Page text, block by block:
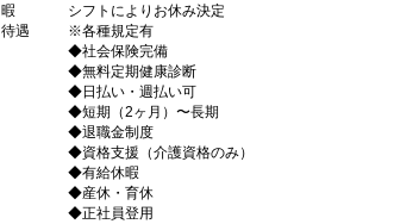
暇
シフトによりお休み決定
待遇
※各種規定有
◆社会保険完備
◆無料定期健康診断
◆日払い・週払い可
◆短期（2ヶ月）〜長期
◆退職金制度
◆資格支援（介護資格のみ）
◆有給休暇
◆産休・育休
◆正社員登用